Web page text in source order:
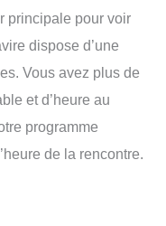
principale pour voir
dispose d’une
Vous avez plus de
et d’heure au
programme
de la rencontre.